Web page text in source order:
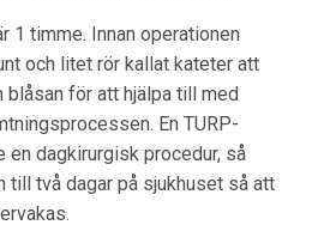
1 timme. Innan operationen
och litet rör kallat kateter att
blåsan för att hjälpa till med
En TURP-
en dagkirurgisk procedur, så
till två dagar på sjukhuset så att